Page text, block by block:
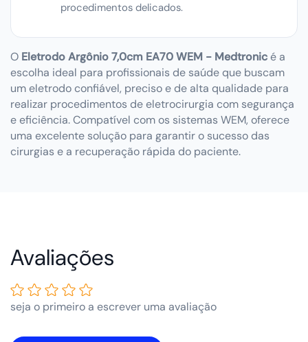
procedimentos delicados.
O Eletrodo Argônio 7,0cm EA70 WEM - Medtronicé a
escolha ideal para profissionais de saúde que buscam
um eletrodo confiável, preciso e de alta qualidade para
realizar procedimentos de eletrocirurgia com segurança
e eficiência. Compatível com os sistemas WEM, oferece
uma excelente solução para garantir o sucesso das
cirurgias e a recuperação rápida do paciente.
seja o primeiro a escrever uma avaliação